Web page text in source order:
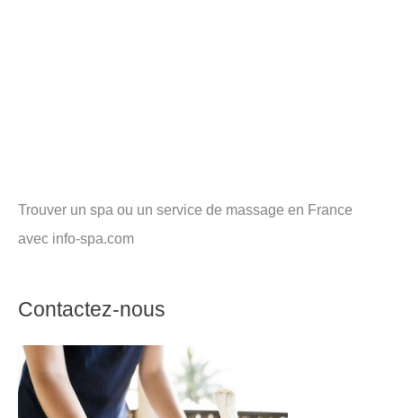
Trouver un spa ou un service de massage en France
avec info-spa.com
Contactez-nous